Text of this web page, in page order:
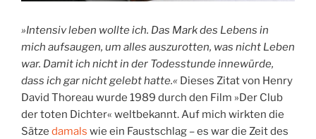
»Intensiv leben wollte ich. Das Mark des Lebens in
mich aufsaugen, um alles auszurotten, was nicht Leben
war. Damit ich nicht in der Todesstunde innewürde,
dass ich gar nicht gelebt hatte.« Dieses Zitat von Henry
David Thoreau wurde 1989 durch den Film »Der Club
der toten Dichter« weltbekannt. Auf mich wirkten die
Sätze damals wie ein Faustschlag – es war die Zeit des